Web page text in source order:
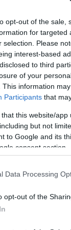
opt-out of the sale,
for targeted
selection. Please
interest-based
to third
of your
This information
Participants that
that this website/
but not
to Google and its
consent section.
Data Processing
opt-out of the
Királyi
Mézünnepet
Fehérvárra,
.
és a
a Szent
a különböző
magyar
hatása és
és ez alapján
a Sóstó
medence